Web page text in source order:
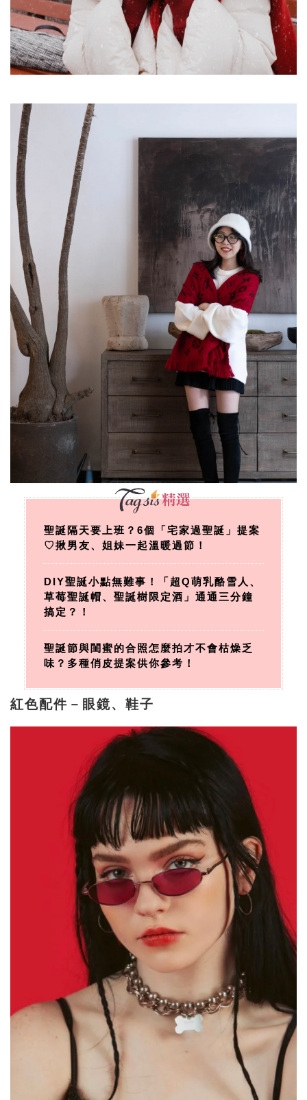
聖誕隔天要上班？6個「宅家過聖誕」提案
♡揪男友、姐妹一起溫暖過節！
DIY聖誕小點無難事！「超Q萌乳酪雪人、
草莓聖誕帽、聖誕樹限定酒」通通三分鐘
搞定？！
聖誕節與閨蜜的合照怎麼拍才不會枯燥乏
味？多種俏皮提案供你參考！
紅色配件－眼鏡、鞋子